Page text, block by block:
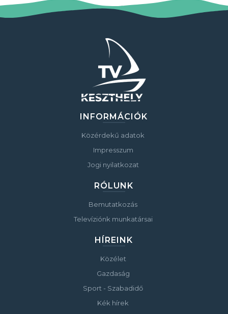
INFORMÁCIÓK
Közérdekű adatok
Impresszum
Jogi nyilatkozat
RÓLUNK
Bemutatkozás
Televíziónk munkatársai
HÍREINK
Közélet
Gazdaság
Sport - Szabadidő
Kék hírek